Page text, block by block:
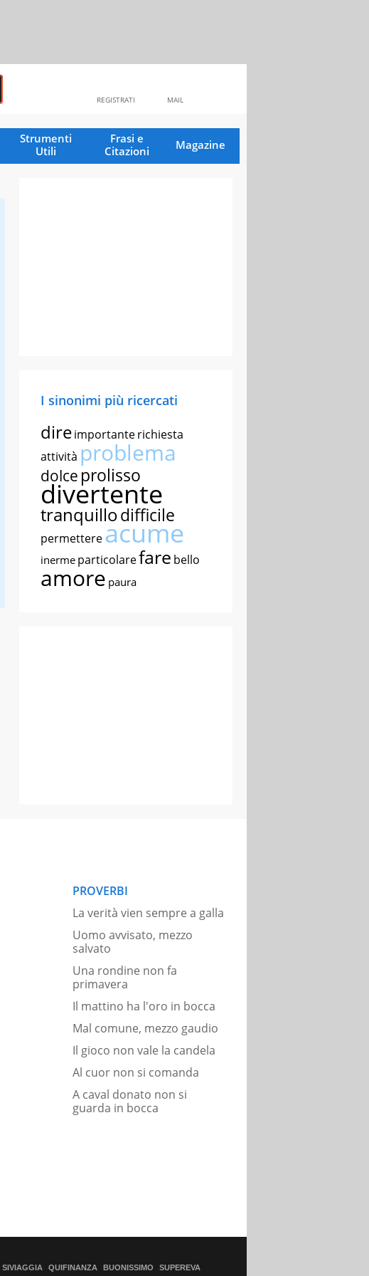
MAIL
REGISTRATI
Strumenti
Utili
Frasi e
Citazioni
Magazine
I sinonimi più ricercati
direimportanterichiesta
attività problema
dolce prolisso
divertente
tranquillodifficile
permettereacume
inerme particolarefare bello
amore paura
PROVERBI
La verità vien sempre a galla
Uomo avvisato, mezzo
salvato
Una rondine non fa
primavera
Il mattino ha l'oro in bocca
Mal comune, mezzo gaudio
Il gioco non vale la candela
Al cuor non si comanda
A caval donato non si
guarda in bocca
SIVIAGGIA QUIFINANZA BUONISSIMO SUPEREVA